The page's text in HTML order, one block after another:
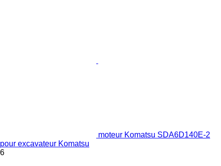
moteur Komatsu SDA6D140E-2
pour excavateur Komatsu
6